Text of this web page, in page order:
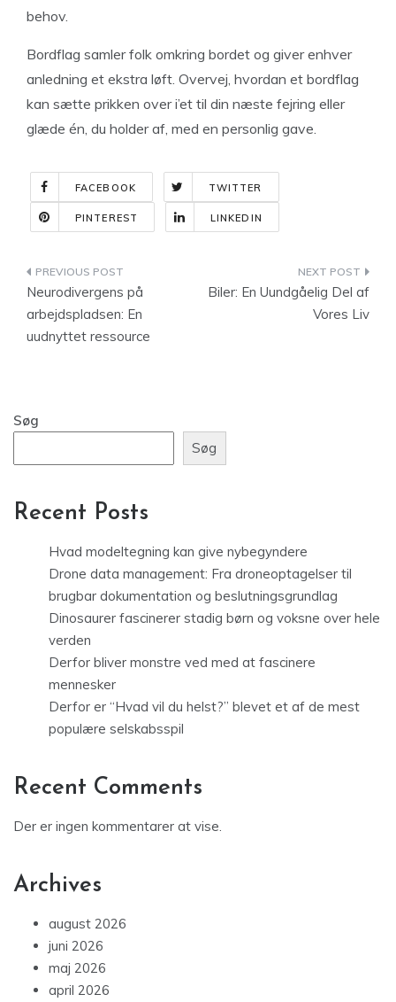
behov.
Bordflag samler folk omkring bordet og giver enhver
anledning et ekstra løft. Overvej, hvordan et bordflag
kan sætte prikken over i’et til din næste fejring eller
glæde én, du holder af, med en personlig gave.
FACEBOOK TWITTER
PINTEREST LINKEDIN
Indlægsnavigation
Neurodivergens på
arbejdspladsen: En
uudnyttet ressource
Biler: En Uundgåelig Del af
Vores Liv
Søg
Søg
Recent Posts
Hvad modeltegning kan give nybegyndere
Drone data management: Fra droneoptagelser til
brugbar dokumentation og beslutningsgrundlag
Dinosaurer fascinerer stadig børn og voksne over hele
verden
Derfor bliver monstre ved med at fascinere
mennesker
Derfor er “Hvad vil du helst?” blevet et af de mest
populære selskabsspil
Recent Comments
Der er ingen kommentarer at vise.
Archives
august 2026
juni 2026
maj 2026
april 2026